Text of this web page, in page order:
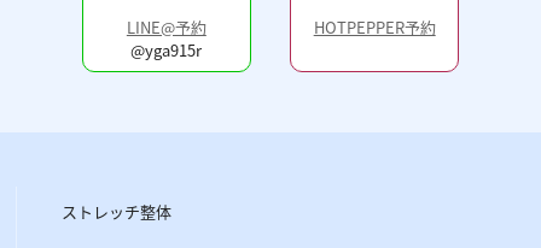
LINE@予約
@yga915r
HOTPEPPER予約
ストレッチ整体